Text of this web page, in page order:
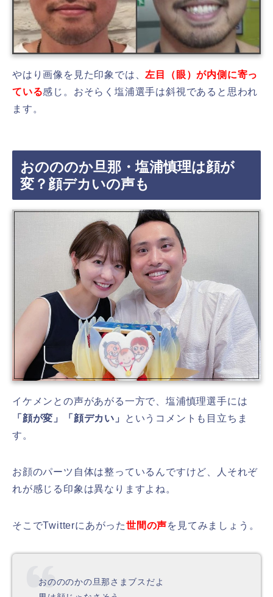
やはり画像を見た印象では、左目（眼）が内側に寄っ
ている感じ。おそらく塩浦選手は斜視であると思われ
ます。
おのののか旦那・塩浦慎理は顔が
変？顔デカいの声も
イケメンとの声があがる一方で、塩浦慎理選手には
「顔が変」「顔デカい」
というコメントも目立ちま
す。
お顔のパーツ自体は整っているんですけど、人それぞ
れが感じる印象は異なりますよね。
そこでTwitterにあがった世間の声を見てみましょう。
おのののかの旦那さまブスだよ